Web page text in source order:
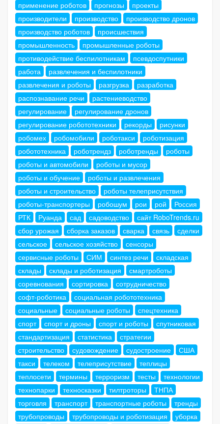
применение роботов
прогнозы
проекты
производители
производство
производство дронов
производство роботов
происшествия
промышленность
промышленные роботы
противодействие беспилотникам
псевдоспутники
работа
развлечения и беспилотники
развлечения и роботы
разгрузка
разработка
распознавание речи
растениеводство
регулирование
регулирование дронов
регулирование робототехники
рекорды
рисунки
робомех
робомобили роботакси
роботизация
робототехника
роботрендз роботренды
роботы
роботы и автомобили
роботы и мусор
роботы и обучение
роботы и развлечения
роботы и строительство
роботы телеприсутствия
роботы-транспортеры
робошум рои рой
Россия
РТК
Руанда сад садоводство
сайт RoboTrends.ru
сбор урожая
сборка заказов сварка связь
сделки
сельское
сельское хозяйство
сенсоры
сервисные роботы
СИМ синтез речи
складская
склады
склады и роботизация
смартроботы
соревнования
сортировка
сотрудничество
софт-роботика
социальная робототехника
социальные
социальные роботы
спецтехника
спорт
спорт и дроны спорт и роботы
спутниковая
стандартизация
статистика
стратегии
строительство
судовождение судостроение
США
такси
телеком телеприсутствие
теплицы
теплосети
термины терроризм тесты
технологии
технопарки
техносказки тилтроторы
ТНПА
торговля
транспорт транспортные роботы
тренды
трубопроводы
трубопроводы и роботизация
уборка